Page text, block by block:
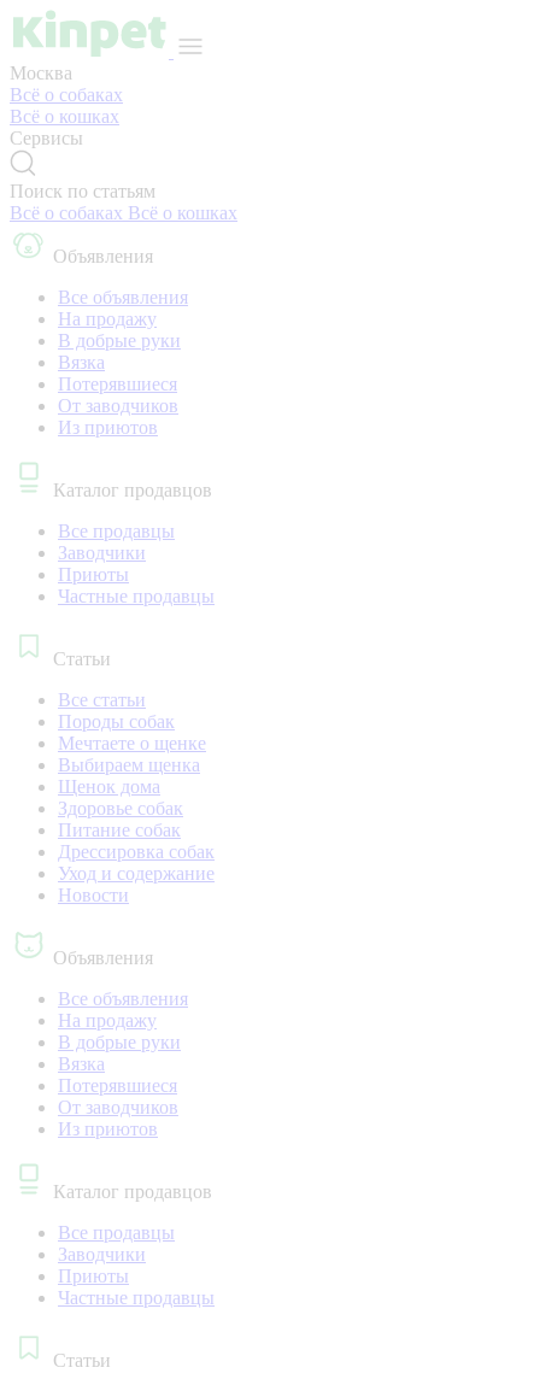
Москва
Всё о собаках
Всё о кошках
Сервисы
Поиск по статьям
Всё о собаках Всё о кошках
Объявления
Все объявления
На продажу
В добрые руки
Вязка
Потерявшиеся
От заводчиков
Из приютов
Каталог продавцов
Все продавцы
Заводчики
Приюты
Частные продавцы
Статьи
Все статьи
Породы собак
Мечтаете о щенке
Выбираем щенка
Щенок дома
Здоровье собак
Питание собак
Дрессировка собак
Уход и содержание
Новости
Объявления
Все объявления
На продажу
В добрые руки
Вязка
Потерявшиеся
От заводчиков
Из приютов
Каталог продавцов
Все продавцы
Заводчики
Приюты
Частные продавцы
Статьи